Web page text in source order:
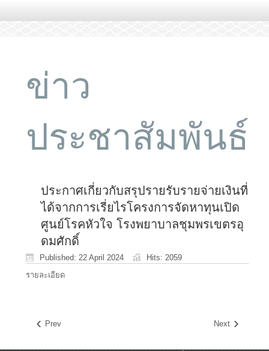
ข่าว
ประชาสัมพันธ์
ประกาศเกี่ยวกับสรุปรายรับรายจ่ายเงินที่
ได้จากการเรี่ยไรโครงการจัดหาทุนเปิด
ศูนย์โรคหัวใจ โรงพยาบาลชุมพรเขตรอุ
ดมศักดิ์
Published: 22 April 2024
Hits: 2059
รายละเอียด
Prev Next